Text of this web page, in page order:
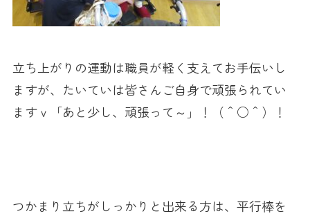
立ち上がりの運動は職員が軽く支えてお手伝いし
ますが、たいていは皆さんご自身で頑張られてい
ますｖ「あと少し、頑張って～」！（＾○＾）！
つかまり立ちがしっかりと出来る方は、平行棒を